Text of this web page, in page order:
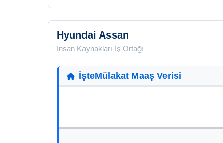
Hyundai Assan
İnsan Kaynakları İş Ortağı
İşteMülakat Maaş Verisi